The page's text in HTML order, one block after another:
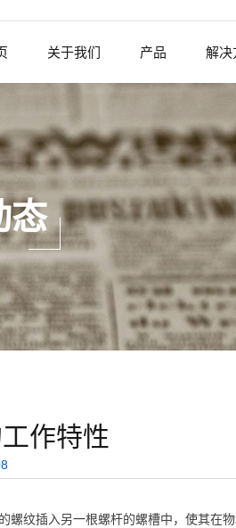
关于我们 产品 解决
态
作特性
螺纹插 入另一根螺杆的螺槽中，使其在